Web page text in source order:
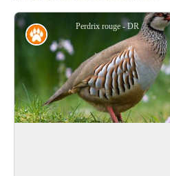
Perdrix rouge - DR
Faune